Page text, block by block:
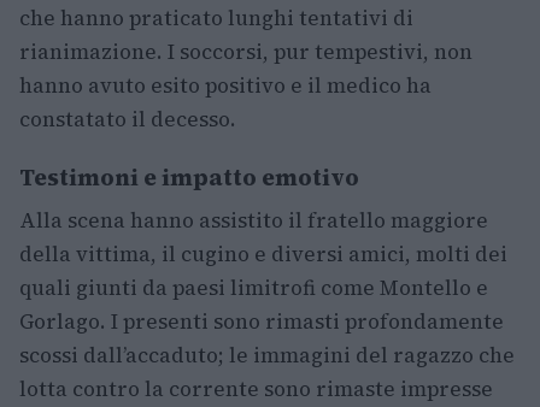
che hanno praticato lunghi tentativi di
rianimazione. I soccorsi, pur tempestivi, non
hanno avuto esito positivo e il medico ha
constatato il decesso.
Testimoni e impatto emotivo
Alla scena hanno assistito il fratello maggiore
della vittima, il cugino e diversi amici, molti dei
quali giunti da paesi limitrofi come Montello e
Gorlago. I presenti sono rimasti profondamente
scossi dall’accaduto; le immagini del ragazzo che
lotta contro la corrente sono rimaste impresse